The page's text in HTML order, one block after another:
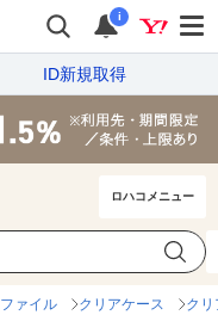
i
ID新規取得
ロハコメニュー
ファイル クリアケース ク